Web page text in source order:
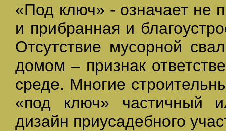
«Под ключ» - означает не
и прибранная и
Отсутствие мусорной
домом – признак
среде. Многие
«под ключ» частичный
дизайн приусадебного